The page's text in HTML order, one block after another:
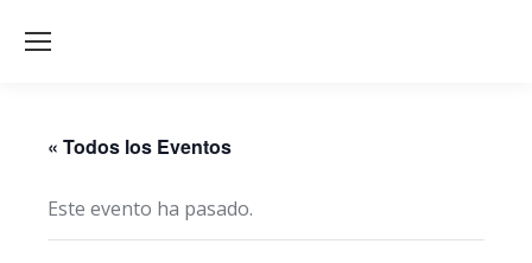
« Todos los Eventos
Este evento ha pasado.